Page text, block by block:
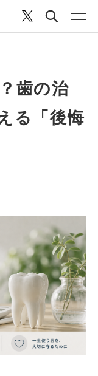
歯の治
る「後悔